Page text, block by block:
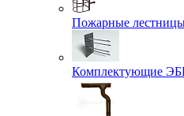
Пожарные
Комплектующие